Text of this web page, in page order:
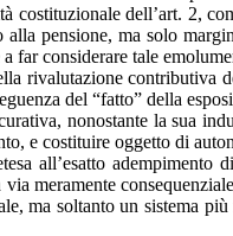
dell’art. 2,
pensione, ma solo
considerare tale
rivalutazione contributiva
del “fatto” della
nonostante la sua
e costituire oggetto di
all’esatto
meramente
ma soltanto un sistema